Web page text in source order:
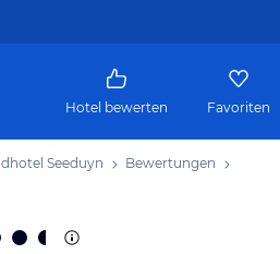
Hotel bewerten Favoriten
Seeduyn Bewertungen